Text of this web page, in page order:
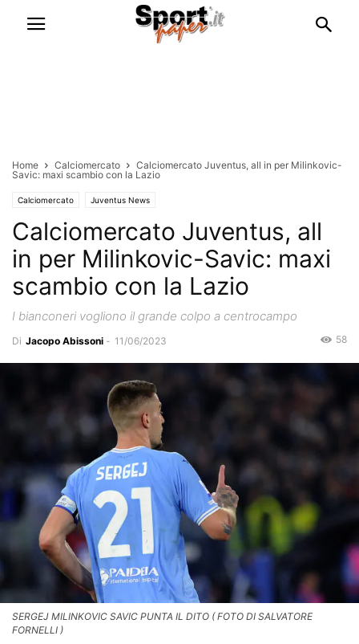
Home Calciomercato
Calciomercato Juventus, all in per Milinkovic-
Savic: maxi scambio con la Lazio
Calciomercato Juventus News
Calciomercato Juventus, all
in per Milinkovic-Savic: maxi
scambio con la Lazio
I bianconeri vogliono il grande colpo a centrocampo
Di Jacopo Abissoni - 11/06/2023 58
SERGEJ MILINKOVIC SAVIC PUNTA IL DITO ( FOTO DI SALVATORE
FORNELLI )